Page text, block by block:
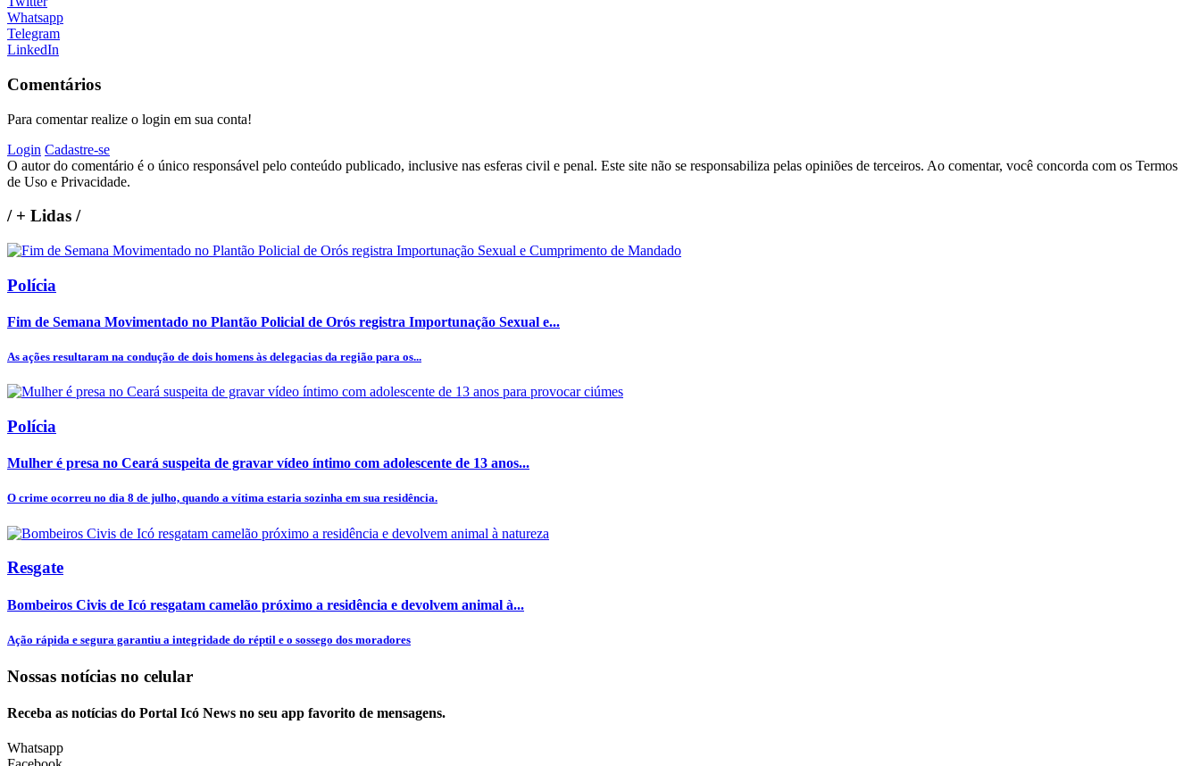
Whatsapp
Telegram
LinkedIn
Comentários
Para comentar realize o login em sua conta!
Login Cadastre-se
O autor do comentário é o único responsável pelo conteúdo publicado, inclusive nas esferas civil e penal. Este site não se responsabiliza pelas opiniões de terceiros. Ao comentar, você concorda com os Termos
de Uso e Privacidade.
/+ Lidas /
Polícia
Fim de Semana Movimentado no Plantão Policial de Orós registra Importunação Sexual e...
As ações resultaram na condução de dois homens às delegacias da região para os...
Polícia
Mulher é presa no Ceará suspeita de gravar vídeo íntimo com adolescente de 13 anos...
O crime ocorreu no dia 8 de julho, quando a vítima estaria sozinha em sua residência.
Resgate
Bombeiros Civis de Icó resgatam camelão próximo a residência e devolvem animal à...
Ação rápida e segura garantiu a integridade do réptil e o sossego dos moradores
Nossas notícias no celular
Receba as notícias do Portal Icó News no seu app favorito de mensagens.
Whatsapp